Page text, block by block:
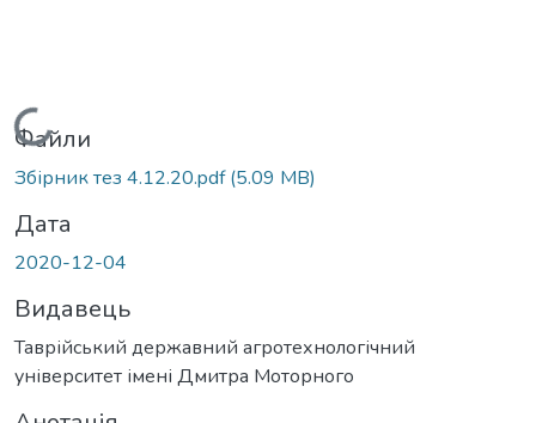
Вантажиться...
Файли
Збірник тез 4.12.20.pdf(5.09 MB)
Дата
2020-12-04
Видавець
Таврійський державний агротехнологічний
університет імені Дмитра Моторного